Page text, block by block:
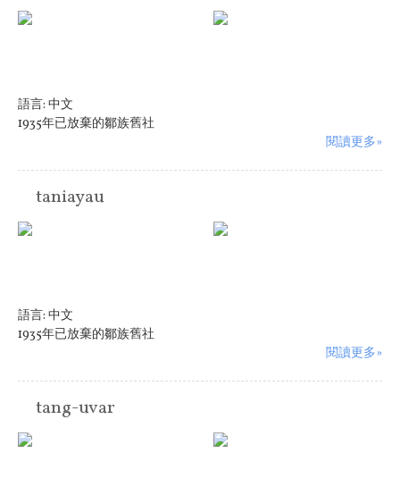
語言: 中文
1935年已放棄的鄒族舊社
閱讀更多»
taniayau
語言: 中文
1935年已放棄的鄒族舊社
閱讀更多»
tang-uvar